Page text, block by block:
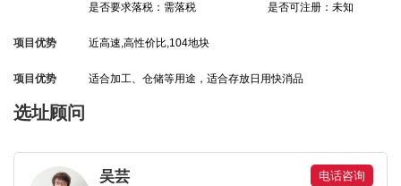
是否要求落税：需落税 是否可注册：未知
项目优势 近高速,高性价比,104地块
项目优势 适合加工、仓储等用途，适合存放日用快消品
选址顾问
吴芸 电话咨询